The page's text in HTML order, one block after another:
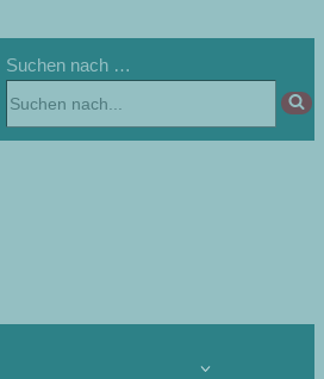
Suchen nach …